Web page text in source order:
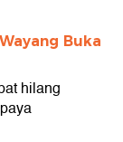
Buka
hilang